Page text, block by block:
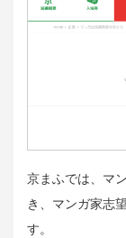
京まふでは、マ
き、マンガ家志
す。